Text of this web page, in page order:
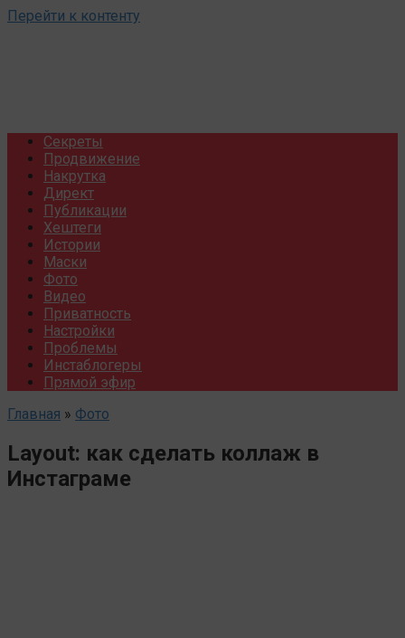
Перейти к контенту
Секреты
Продвижение
Накрутка
Директ
Публикации
Хештеги
Истории
Маски
Фото
Видео
Приватность
Настройки
Проблемы
Инстаблогеры
Прямой эфир
Главная » Фото
Layout: как сделать коллаж в
Инстаграме